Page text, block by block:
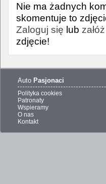
Nie ma żadnych
skomentuje to
Zaloguj się lub
zdjęcie!
Auto Pasjonaci
Polityka cookies
Patronaty
Wspieramy
O nas
Kontakt